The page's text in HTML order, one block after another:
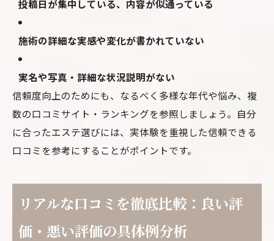
投稿日が集中している、内容が似通っている
施術の詳細な実感や変化が書かれていない
実名や写真・詳細な状況説明がない
信頼度向上のためにも、なるべく多様な年代や悩み、複
数の口コミサイト・ランキングを参照しましょう。自分
に合ったエステ選びには、実体験を重視した信頼できる
口コミを参考にすることがポイントです。
リアルな口コミを徹底比較：良い評
価・悪い評価の具体例分析